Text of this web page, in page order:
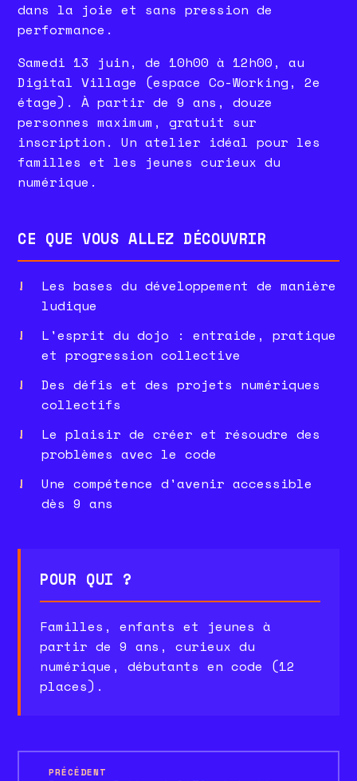
dans la joie et sans pression de
performance.
Samedi 13 juin, de 10h00 à 12h00, au
Digital Village (espace Co-Working, 2e
étage). À partir de 9 ans, douze
personnes maximum, gratuit sur
inscription. Un atelier idéal pour les
familles et les jeunes curieux du
numérique.
CE QUE VOUS ALLEZ DÉCOUVRIR
Les bases du développement de manière
ludique
L'esprit du dojo : entraide, pratique
et progression collective
Des défis et des projets numériques
collectifs
Le plaisir de créer et résoudre des
problèmes avec le code
Une compétence d'avenir accessible
dès 9 ans
POUR QUI ?
Familles, enfants et jeunes à
partir de 9 ans, curieux du
numérique, débutants en code (12
places).
PRÉCÉDENT